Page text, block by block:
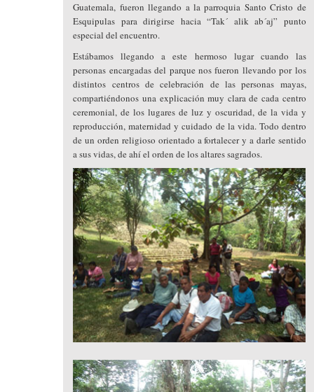
Guatemala, fueron llegando a la parroquia Santo Cristo de
Esquipulas para dirigirse hacia “Tak´ alik ab´aj” punto
especial del encuentro.
Estábamos llegando a este hermoso lugar cuando las
personas encargadas del parque nos fueron llevando por los
distintos centros de celebración de las personas mayas,
compartiéndonos una explicación muy clara de cada centro
ceremonial, de los lugares de luz y oscuridad, de la vida y
reproducción, maternidad y cuidado de la vida. Todo dentro
de un orden religioso orientado a fortalecer y a darle sentido
a sus vidas, de ahí el orden de los altares sagrados.